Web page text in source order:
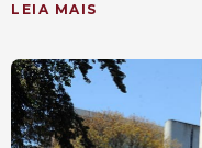
LEIA MAIS